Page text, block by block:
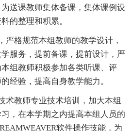
送课教师集体备课，集体课例设
的整理和积累。
严格规范本组教师的教学设计，
服务，提前备课，提前设计，严
组教师积极参加各类听课、评
经验，提高自身教学能力。
术教师专业技术培训，加大本组
，在本学期之内提高本组人员的
软件操作技能，为